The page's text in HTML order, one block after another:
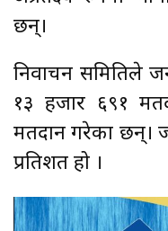
छन्।
निर्वाचन समितिले
१३ हजार ६९१
मतदान गरेका
प्रतिशत हो ।